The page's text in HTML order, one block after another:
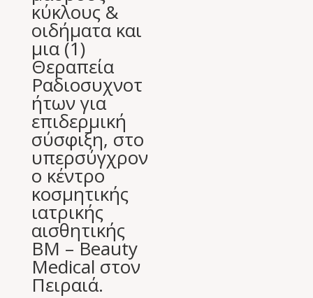
κύκλους &
οιδήματα και
μια (1)
Θεραπεία
Ραδιοσυχνοτ
ήτων για
επιδερμική
σύσφιξη, στο
υπερσύγχρον
ο κέντρο
κοσμητικής
ιατρικής
αισθητικής
BM – Beauty
Medical στον
Πειραιά.